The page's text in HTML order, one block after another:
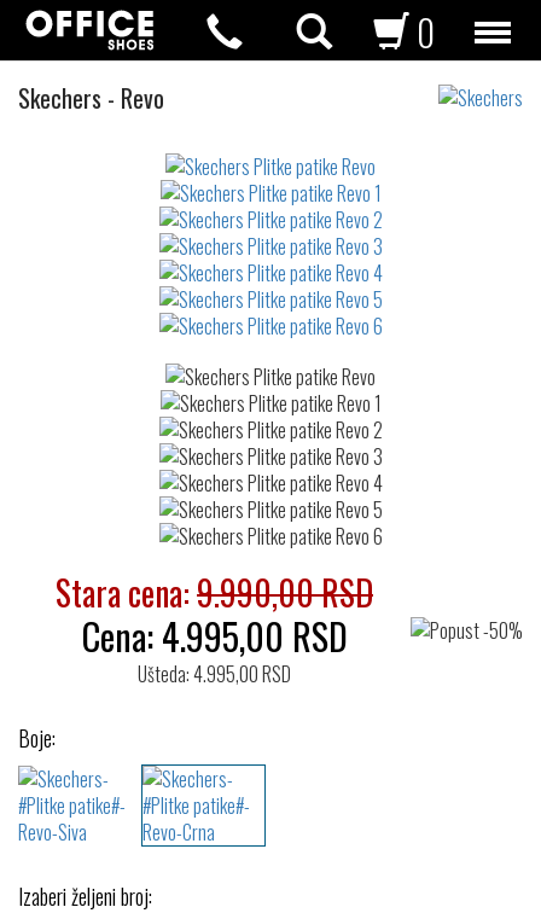
0
Skechers Plitke
- Revo
Stara cena:9.990,00 RSD
Cena:4.995,00 RSD
Ušteda: 4.995,00 RSD
Boje:
Izaberi željeni broj: